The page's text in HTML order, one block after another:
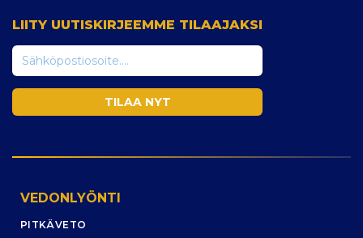
LIITY UUTISKIRJEEMME TILAAJAKSI
VEDONLYÖNTI
PITKÄVETO